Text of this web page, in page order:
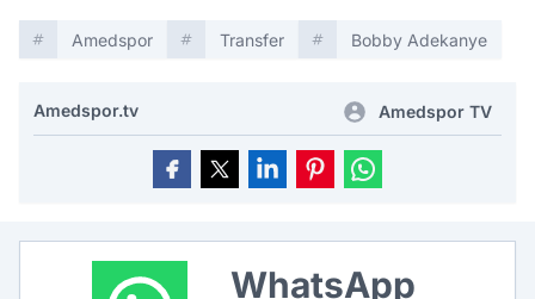
Amedspor Transfer Bobby Adekanye
Amedspor.tv Amedspor TV
WhatsApp